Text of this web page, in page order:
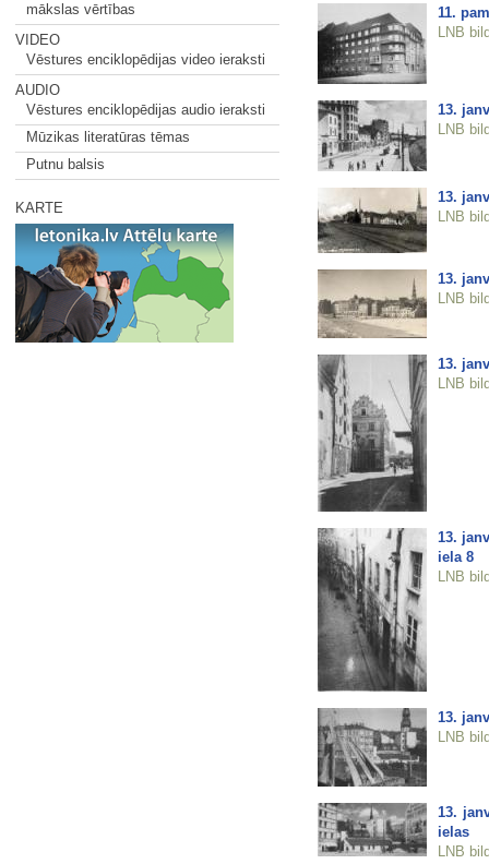
mākslas vērtības
VIDEO
Vēstures enciklopēdijas video ieraksti
AUDIO
Vēstures enciklopēdijas audio ieraksti
Mūzikas literatūras tēmas
Putnu balsis
KARTE
11.
LNB
13.
LNB
13.
LNB
13.
LNB
13.
LNB
13.
iela 8
LNB
13.
LNB
13.
ielas
LNB